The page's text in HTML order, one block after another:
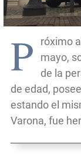
P
róximo
mayo,
de la
de edad,
estando el
Varona, fue